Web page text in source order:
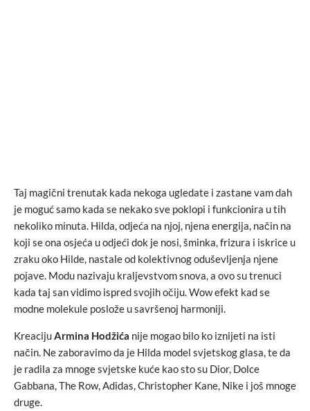
Taj magični trenutak kada nekoga ugledate i zastane vam dah
je moguć samo kada se nekako sve poklopi i funkcionira u tih
nekoliko minuta. Hilda, odjeća na njoj, njena energija, način na
koji se ona osjeća u odjeći dok je nosi, šminka, frizura i iskrice u
zraku oko Hilde, nastale od kolektivnog oduševljenja njene
pojave. Modu nazivaju kraljevstvom snova, a ovo su trenuci
kada taj san vidimo ispred svojih očiju. Wow efekt kad se
modne molekule poslože u savršenoj harmoniji.
Kreaciju Armina Hodžića nije mogao bilo ko iznijeti na isti
način. Ne zaboravimo da je Hilda model svjetskog glasa, te da
je radila za mnoge svjetske kuće kao sto su Dior, Dolce
Gabbana, The Row, Adidas, Christopher Kane, Nike i još mnoge
druge.